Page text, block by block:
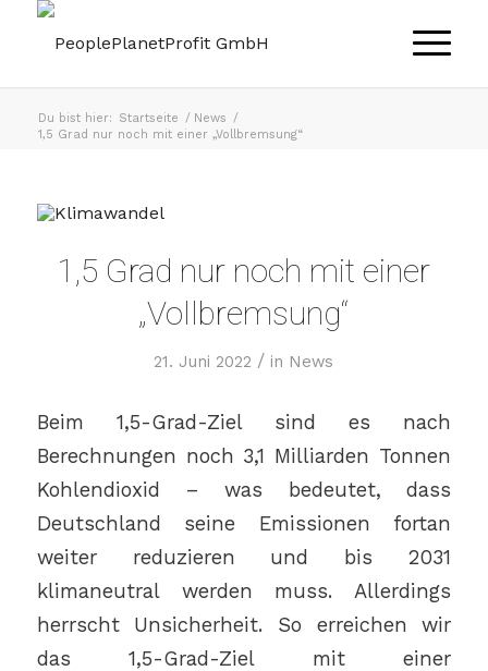
Du bist hier: Startseite / News /
1,5 Grad nur noch mit einer „Vollbremsung“
1,5 Grad nur noch mit einer
„Vollbremsung“
21. Juni 2022 / in News
Beim 1,5-Grad-Ziel sind es nach
Berechnungen noch 3,1 Milliarden Tonnen
Kohlendioxid – was bedeutet, dass
Deutschland seine Emissionen fortan
weiter reduzieren und bis 2031
klimaneutral werden muss. Allerdings
herrscht Unsicherheit. So erreichen wir
das 1,5-Grad-Ziel mit einer